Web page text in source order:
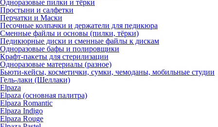
Одноразовые пилки и тёрки
Простыни и салфетки
Перчатки и Маски
Песочные колпачки и держатели для педикюра
Cменные файлы и основы (пилки, тёрки)
Педикюрные диски и сменные файлы к дискам
Одноразовые бафы и полировщики
Крафт-пакеты для стерилизации
Одноразовые материалы (разное)
Бьюти-кейсы, косметички, сумки, чемоданы, мобильные студии
Гель-лаки (Шеллаки)
Elpaza
Elpaza (основная палитра)
Elpaza Romantic
Elpaza Indigo
Elpaza Rouge